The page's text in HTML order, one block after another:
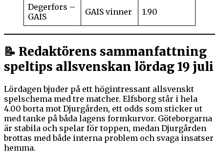
Degerfors –
GAIS
GAIS vinner 1.90
📝 Redaktörens sammanfattning
speltips allsvenskan lördag 19 juli
Lördagen bjuder på ett högintressant allsvenskt
spelschema med tre matcher. Elfsborg står i hela
4.00 borta mot Djurgården, ett odds som sticker ut
med tanke på båda lagens formkurvor. Göteborgarna
är stabila och spelar för toppen, medan Djurgården
brottas med både interna problem och svaga insatser
hemma.